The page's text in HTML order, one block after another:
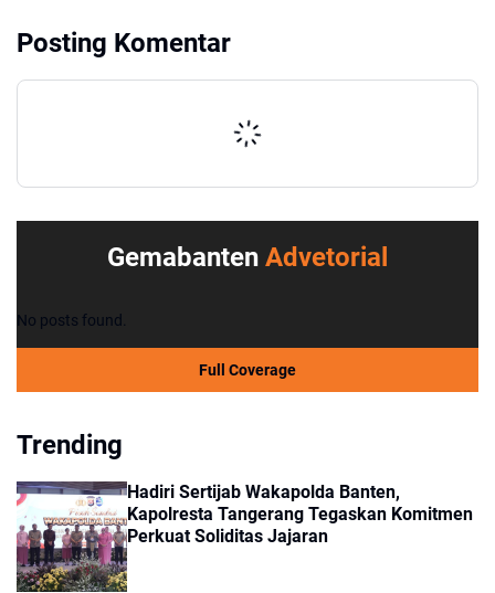
Posting Komentar
Gemabanten Advetorial
No posts found.
Full Coverage
Trending
Hadiri Sertijab Wakapolda Banten,
Kapolresta Tangerang Tegaskan Komitmen
Perkuat Soliditas Jajaran